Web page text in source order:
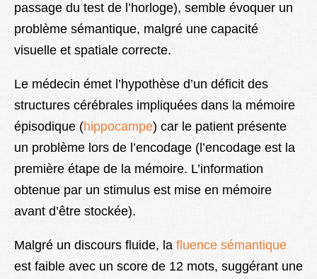
passage du test de l’horloge), semble évoquer un
problème sémantique, malgré une capacité
visuelle et spatiale correcte.
Le médecin émet l’hypothèse d’un déficit des
structures cérébrales impliquées dans la mémoire
épisodique (hippocampe) car le patient présente
un problème lors de l’encodage (l’encodage est la
première étape de la mémoire. L’information
obtenue par un stimulus est mise en mémoire
avant d’être stockée).
Malgré un discours fluide, la fluence sémantique
est faible avec un score de 12 mots, suggérant une